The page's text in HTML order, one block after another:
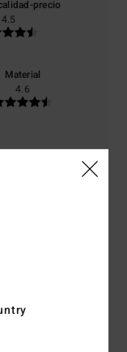
precio
4.5
Material
4.6